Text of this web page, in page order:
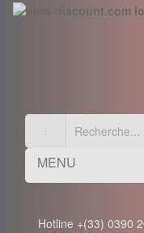
MENU
Hotline +(33) 0390